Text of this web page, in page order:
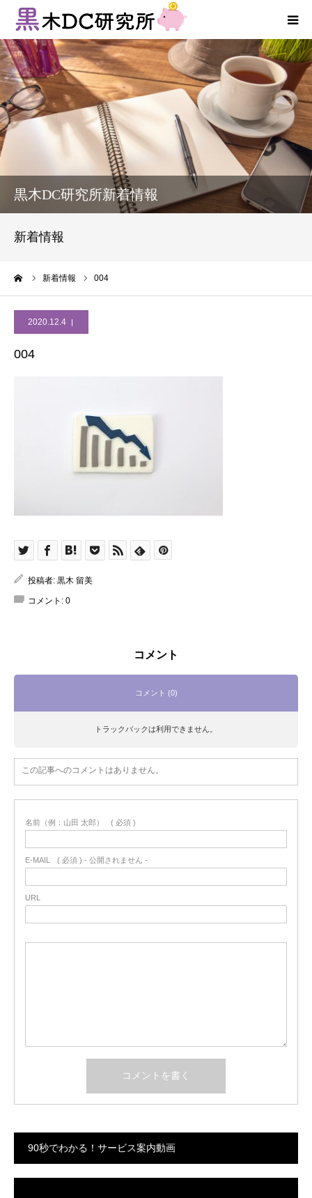
黒木DC研究所新着情報
新着情報
新着情報 004
2020.12.4
004
投稿者: 黒木 留美
コメント: 0
コメント
コメント (0)
トラックバックは利用できません。
この記事へのコメントはありません。
名前（例：山田 太郎） ( 必須 )
E-MAIL ( 必須 ) - 公開されません -
URL
90秒でわかる！サービス案内動画
法人向けサービス
個人向けサービス
新着情報
お問い合わせ